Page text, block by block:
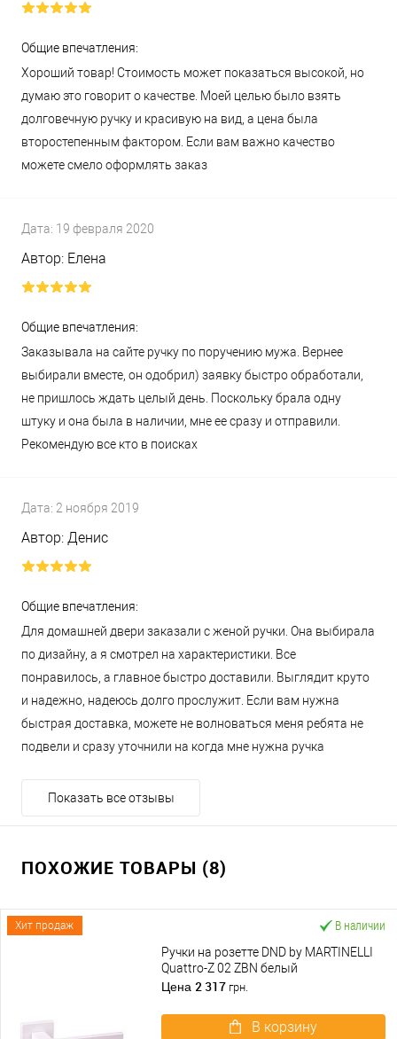
Общие впечатления:
Хороший товар! Стоимость может показаться высокой, но
думаю это говорит о качестве. Моей целью было взять
долговечную ручку и красивую на вид, а цена была
второстепенным фактором. Если вам важно качество
можете смело оформлять заказ
Дата: 19 февраля 2020
Автор: Елена
Общие впечатления:
Заказывала на сайте ручку по поручению мужа. Вернее
выбирали вместе, он одобрил) заявку быстро обработали,
не пришлось ждать целый день. Поскольку брала одну
штуку и она была в наличии, мне ее сразу и отправили.
Рекомендую все кто в поисках
Дата: 2 ноября 2019
Автор: Денис
Общие впечатления:
Для домашней двери заказали с женой ручки. Она выбирала
по дизайну, а я смотрел на характеристики. Все
понравилось, а главное быстро доставили. Выглядит круто
и надежно, надеюсь долго прослужит. Если вам нужна
быстрая доставка, можете не волноваться меня ребята не
подвели и сразу уточнили на когда мне нужна ручка
Показать все отзывы
ПОХОЖИЕ ТОВАРЫ (8)
Хит продаж В наличии
Ручки на розетте DND by MARTINELLI
Quattro-Z 02 ZBN белый
Цена 2 317 грн.
В корзину